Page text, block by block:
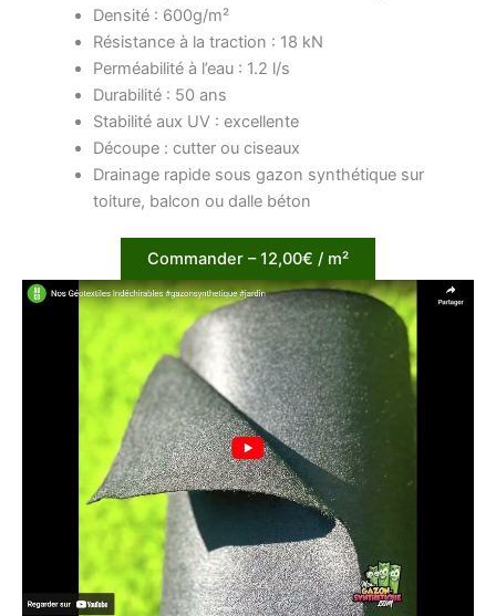
Densité : 600g/m²
Résistance à la traction : 18 kN
Perméabilité à l’eau : 1.2 l/s
Durabilité : 50 ans
Stabilité aux UV : excellente
Découpe : cutter ou ciseaux
Drainage rapide sous gazon synthétique sur
toiture, balcon ou dalle béton
Commander – 12,00€ / m²